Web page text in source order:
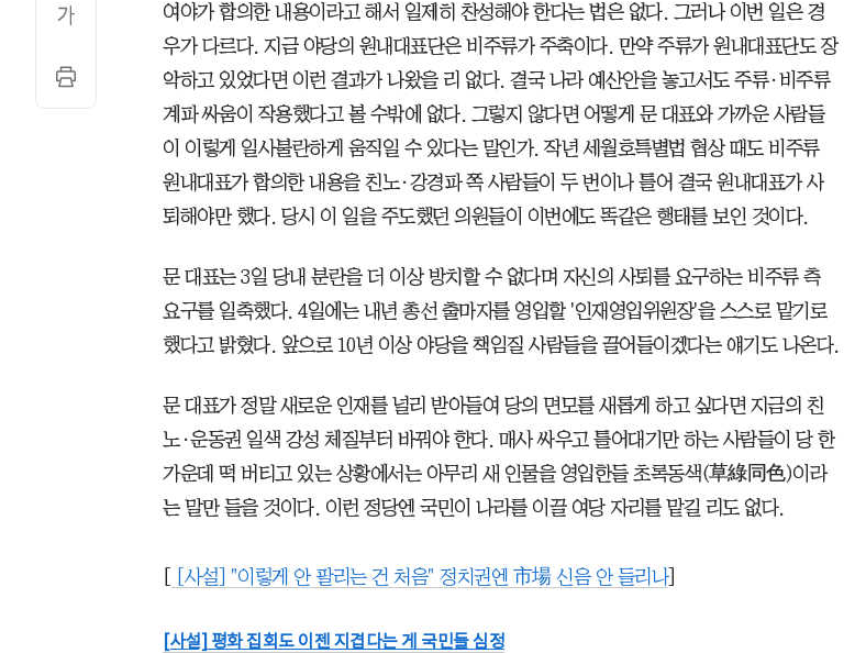
여야가 합의한 내용이라고 해서 일제히 찬성해야 한다는 법은 없다. 그러나 이번 일은 경
우가 다르다. 지금 야당의 원내대표단은 비주류가 주축이다. 만약 주류가 원내대표단도 장
악하고 있었다면 이런 결과가 나왔을 리 없다. 결국 나라 예산안을 놓고서도 주류·비주류
계파 싸움이 작용했다고 볼 수밖에 없다. 그렇지 않다면 어떻게 문 대표와 가까운 사람들
이 이렇게 일사불란하게 움직일 수 있다는 말인가. 작년 세월호특별법 협상 때도 비주류
원내대표가 합의한 내용을 친노·강경파 쪽 사람들이 두 번이나 틀어 결국 원내대표가 사
퇴해야만 했다. 당시 이 일을 주도했던 의원들이 이번에도 똑같은 행태를 보인 것이다.
문 대표는 3일 당내 분란을 더 이상 방치할 수 없다며 자신의 사퇴를 요구하는 비주류 측
요구를 일축했다. 4일에는 내년 총선 출마자를 영입할 '인재영입위원장'을 스스로 맡기로
했다고 밝혔다. 앞으로 10년 이상 야당을 책임질 사람들을 끌어들이겠다는 얘기도 나온다.
문 대표가 정말 새로운 인재를 널리 받아들여 당의 면모를 새롭게 하고 싶다면 지금의 친
노·운동권 일색 강성 체질부터 바꿔야 한다. 매사 싸우고 틀어대기만 하는 사람들이 당 한
가운데 떡 버티고 있는 상황에서는 아무리 새 인물을 영입한들 초록동색(草綠同色)이라
는 말만 들을 것이다. 이런 정당엔 국민이 나라를 이끌 여당 자리를 맡길 리도 없다.
[사설] "이렇게 안 팔리는 건 처음" 정치권엔 市場 신음 안 들리나]
[사설] 평화 집회도 이젠 지겹다는 게 국민들 심정